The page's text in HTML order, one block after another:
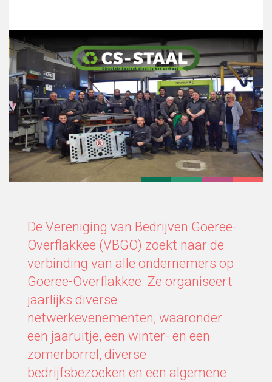
De Vereniging van Bedrijven Goeree-
Overflakkee (VBGO) zoekt naar de
verbinding van alle ondernemers op
Goeree-Overflakkee. Ze organiseert
jaarlijks diverse
netwerkevenementen, waaronder
een jaaruitje, een winter- en een
zomerborrel, diverse
bedrijfsbezoeken en een algemene